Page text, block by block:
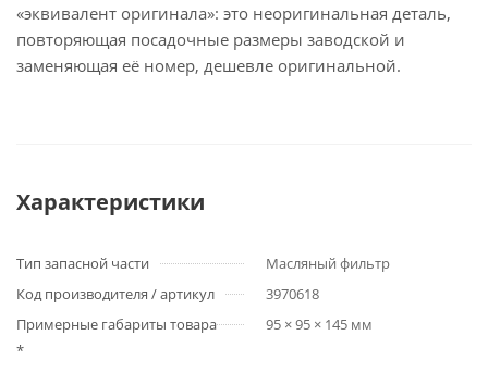
«эквивалент оригинала»: это неоригинальная деталь,
повторяющая посадочные размеры заводской и
заменяющая её номер, дешевле оригинальной.
Характеристики
Тип запасной части
Масляный фильтр
Код производителя / артикул
3970618
Примерные габариты товара
*
95 × 95 × 145 мм